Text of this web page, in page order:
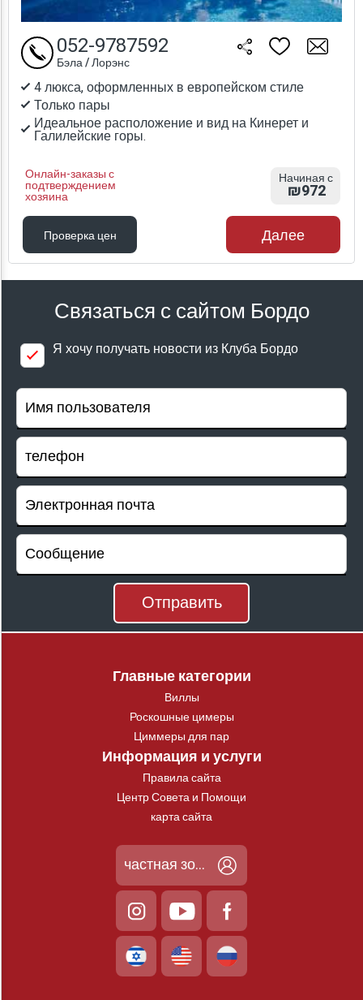
4 люкса, оформленных в европейском стиле
Только пары
Идеальное расположение и вид на Кинерет и
Галилейские горы.
Онлайн-заказы с
подтверждением
хозяина
052-9787592
Бэла / Лорэнс
Начиная с
₪972
Проверка цен
Проверка цен
Далее
Связаться с сайтом Бордо
Я хочу получать новости из Клуба Бордо
Главные категории
Виллы
Роскошные цимеры
Циммеры для пар
Информация и услуги
Правила сайта
Центр Совета и Помощи
карта сайта
частная зона